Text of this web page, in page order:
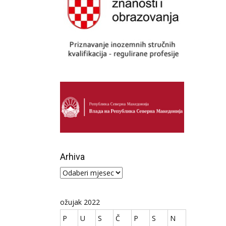
Arhiva
Arhiva
ožujak 2022
P
U S Č P S N